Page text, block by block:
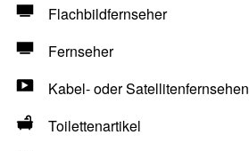
Flachbildfernseher
Fernseher
Kabel- oder Satellitenfernsehen
Toilettenartikel